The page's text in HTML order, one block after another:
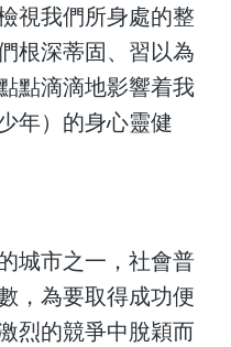
視我們所身處的整
根深蒂固、習以為
點滴滴地影響着我
年）的身心靈健
城市之一，社會普
，為要取得成功便
烈的競爭中脫穎而